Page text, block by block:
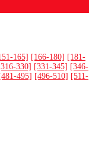
165] [166-180] [181-
330] [331-345] [346-
[481-495] [496-510] [511-